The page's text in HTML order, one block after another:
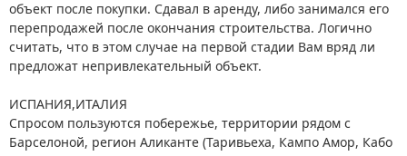
объект после покупки. Сдавал в аренду, либо занимался его
перепродажей после окончания строительства. Логично
считать, что в этом случае на первой стадии Вам вряд ли
предложат непривлекательный объект.
ИСПАНИЯ,ИТАЛИЯ
Спросом пользуются побережье, территории рядом с
Барселоной, регион Аликанте (Таривьеха, Кампо Амор, Кабо